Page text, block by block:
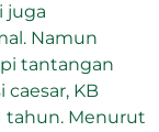
juga
Namun
tantangan
KB
tahun. Menurut